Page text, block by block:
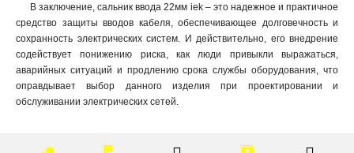
В заключение, сальник ввода 22мм iek – это надежное и практичное
средство защиты вводов кабеля, обеспечивающее долговечность и
сохранность электрических систем. И действительно, его внедрение
содействует понижению риска, как люди привыкли выражаться,
аварийных ситуаций и продлению срока службы оборудования, что
оправдывает выбор данного изделия при проектировании и
обслуживании электрических сетей.